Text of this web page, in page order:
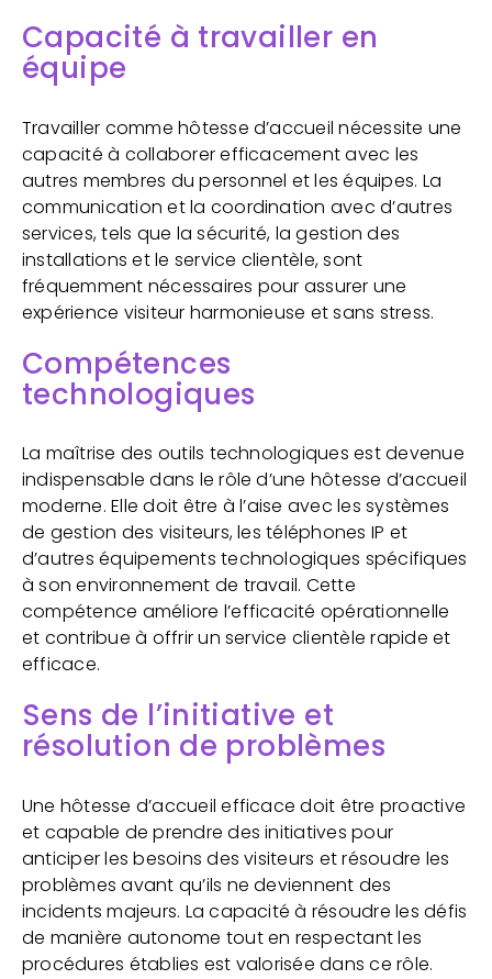
Capacité à travailler en
équipe
Travailler comme hôtesse d’accueil nécessite une
capacité à collaborer efficacement avec les
autres membres du personnel et les équipes. La
communication et la coordination avec d’autres
services, tels que la sécurité, la gestion des
installations et le service clientèle, sont
fréquemment nécessaires pour assurer une
expérience visiteur harmonieuse et sans stress.
Compétences
technologiques
La maîtrise des outils technologiques est devenue
indispensable dans le rôle d’une hôtesse d’accueil
moderne. Elle doit être à l’aise avec les systèmes
de gestion des visiteurs, les téléphones IP et
d’autres équipements technologiques spécifiques
à son environnement de travail. Cette
compétence améliore l’efficacité opérationnelle
et contribue à offrir un service clientèle rapide et
efficace.
Sens de l’initiative et
résolution de problèmes
Une hôtesse d’accueil efficace doit être proactive
et capable de prendre des initiatives pour
anticiper les besoins des visiteurs et résoudre les
problèmes avant qu’ils ne deviennent des
incidents majeurs. La capacité à résoudre les défis
de manière autonome tout en respectant les
procédures établies est valorisée dans ce rôle.